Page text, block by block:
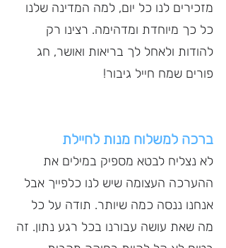
מזכירים לנו כל יום, למה המדינה שלנו
כל כך מיוחדת ומדהימה. רצינו רק
להודות ולאחל לך בריאות ואושר, חג
פורים שמח חייל גיבור!
ברכה למשלוח מנות לחיילת
לא נצליח לבטא מספיק במילים את
ההערכה העצומה שיש לנו כלפייך אבל
אנחנו ננסה כמה שיותר. תודה על כל
מה שאת עושה עבורנו בכל רגע נתון. זה